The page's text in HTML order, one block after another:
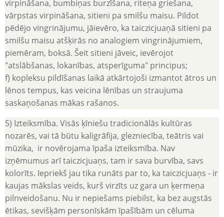
virpināšana, bumbiņas burzīšana, riteņa griešana,
vārpstas virpināšana, sitieni pa smilšu maisu. Pildot
pēdējo vingrinājumu, jāievēro, ka taiczicjuaņā sitieni pa
smilšu maisu atšķirās no analogiem vingrinājumiem,
piemēram, boksā. Šeit sitieni jāveic, ievērojot
"atslābšanas, lokanības, atsperīguma" principus;
f) kopleksu pildīšanas laikā atkārtojoši izmantot ātros un
lēnos tempus, kas veicina lēnības un straujuma
saskaņošanas mākas rašanos.
5) Izteiksmība. Visās ķīniešu tradicionālās kultūras
nozarēs, vai tā būtu kaligrāfija, glezniecība, teātris vai
mūzika, ir novērojama īpaša izteiksmība. Nav
izņēmumus arī taiczicjuaņs, tam ir sava burvība, savs
kolorīts. Iepriekš jau tika runāts par to, ka taiczicjuaņs - ir
kaujas mākslas veids, kurš virzīts uz gara un ķermeņa
pilnveidošanu. Nu ir nepiešams piebilst, ka bez augstās
ētikas, sevišķām personīskām īpašībām un cēluma